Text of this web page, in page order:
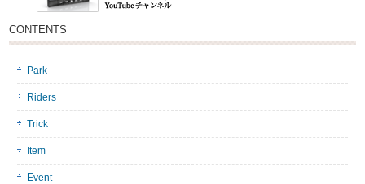
CONTENTS
Park
Riders
Trick
Item
Event